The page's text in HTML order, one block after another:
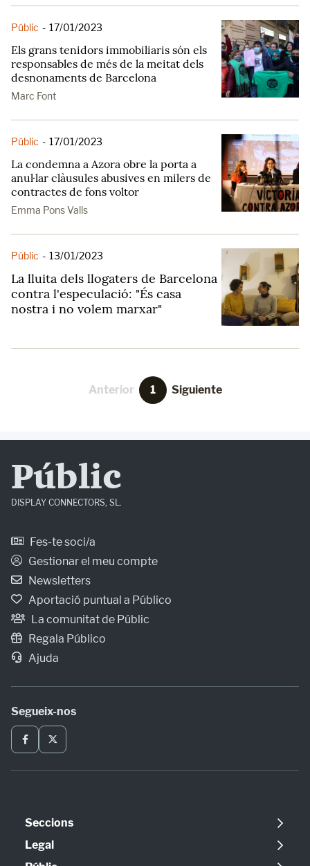
Públic - 17/01/2023
Els grans tenidors immobiliaris són els
responsables de més de la meitat dels
desnonaments de Barcelona
Marc Font
Públic - 17/01/2023
La condemna a Azora obre la porta a
anul·lar clàusules abusives en milers de
contractes de fons voltor
Emma Pons Valls
Públic - 13/01/2023
La lluita dels llogaters de Barcelona
contra l'especulació: "És casa
nostra i no volem marxar"
Anterior 1 Siguiente
Públic
DISPLAY CONNECTORS, SL.
Fes-te soci/a
Gestionar el meu compte
Newsletters
Aportació puntual a Público
La comunitat de Públic
Regala Público
Ajuda
Segueix-nos
Seccions
Política
Opinió
Legal